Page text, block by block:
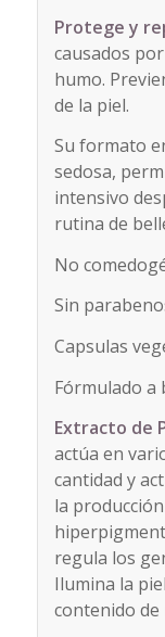
Protege y
causados
humo.
de la piel.
Su formato
sedosa,
intensivo
rutina de
No
Sin
Capsulas
Fórmulado a
Extracto de
actúa en
cantidad y
la
regula los
Ilumina la
contenido de